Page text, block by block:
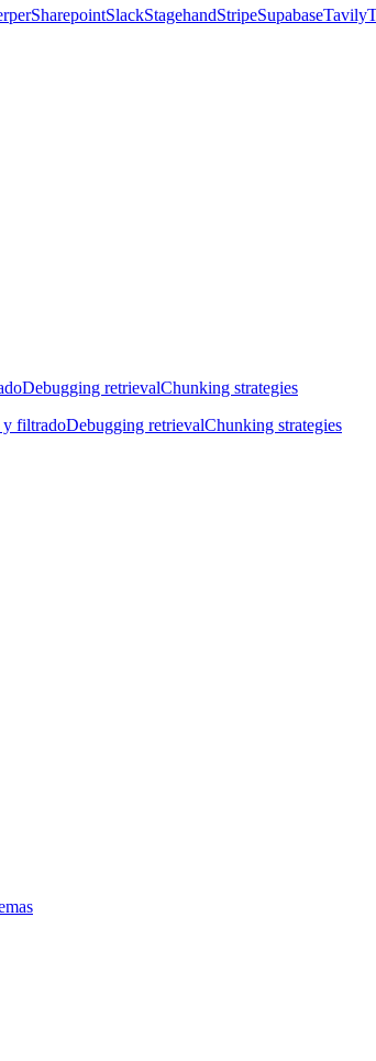
SharepointSlackStagehandStripeSupabaseTavily
Debugging retrievalChunking strategies
y filtradoDebugging retrievalChunking strategies